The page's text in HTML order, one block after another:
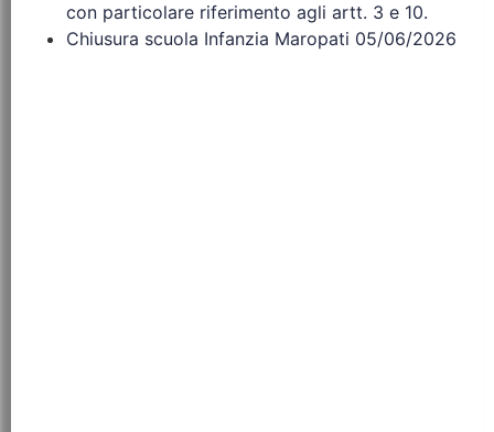
con particolare riferimento agli artt. 3 e 10.
Chiusura scuola Infanzia Maropati 05/06/2026